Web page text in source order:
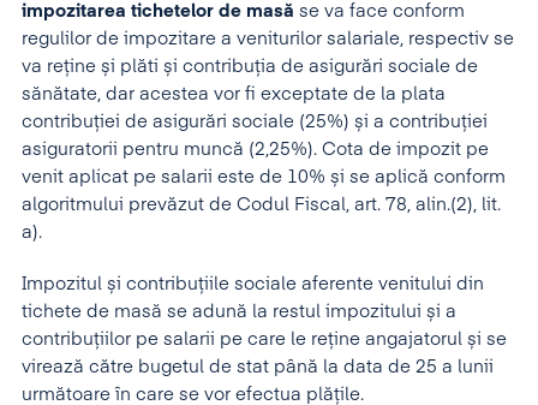
impozitarea tichetelor de masă se va face conform
regulilor de impozitare a veniturilor salariale, respectiv se
va reține și plăti și contribuția de asigurări sociale de
sănătate, dar acestea vor fi exceptate de la plata
contribuției de asigurări sociale (25%) și a contribuției
asiguratorii pentru muncă (2,25%). Cota de impozit pe
venit aplicat pe salarii este de 10% și se aplică conform
algoritmului prevăzut de Codul Fiscal, art. 78, alin.(2), lit.
a).
Impozitul și contribuțiile sociale aferente venitului din
tichete de masă se adună la restul impozitului și a
contribuțiilor pe salarii pe care le reține angajatorul și se
virează către bugetul de stat până la data de 25 a lunii
următoare în care se vor efectua plățile.